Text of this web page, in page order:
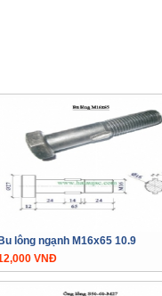
Bu lông ngạnh M16x65 10.9
VNĐ